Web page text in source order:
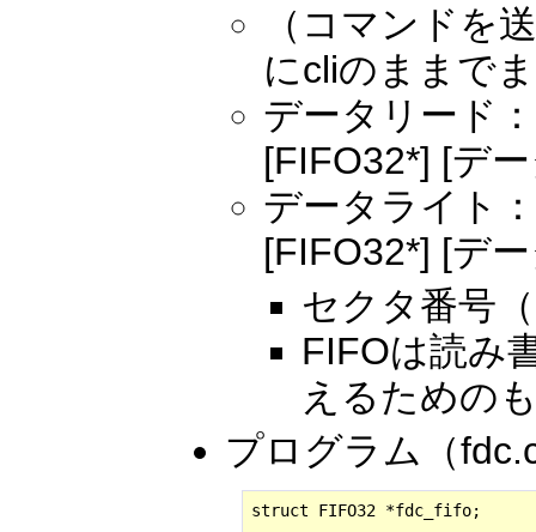
（コマンドを
にcliのままで
データリード
[FIFO32*] [デ
データライト
[FIFO32*] [デ
セクタ番号
FIFOは読み
えるための
プログラム（
struct FIFO32 *fdc_fifo;